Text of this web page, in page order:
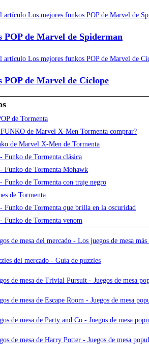
POP de Marvel de Spiderman
POP de Marvel de Cíclope
de Tormenta
FUNKO de Marvel X-Men Tormenta comprar?
de Marvel X-Men de Tormenta
Funko de Tormenta clásica
Funko de Tormenta Mohawk
Funko de Tormenta con traje negro
de Tormenta
Funko de Tormenta que brilla en la oscuridad
Funko de Tormenta venom